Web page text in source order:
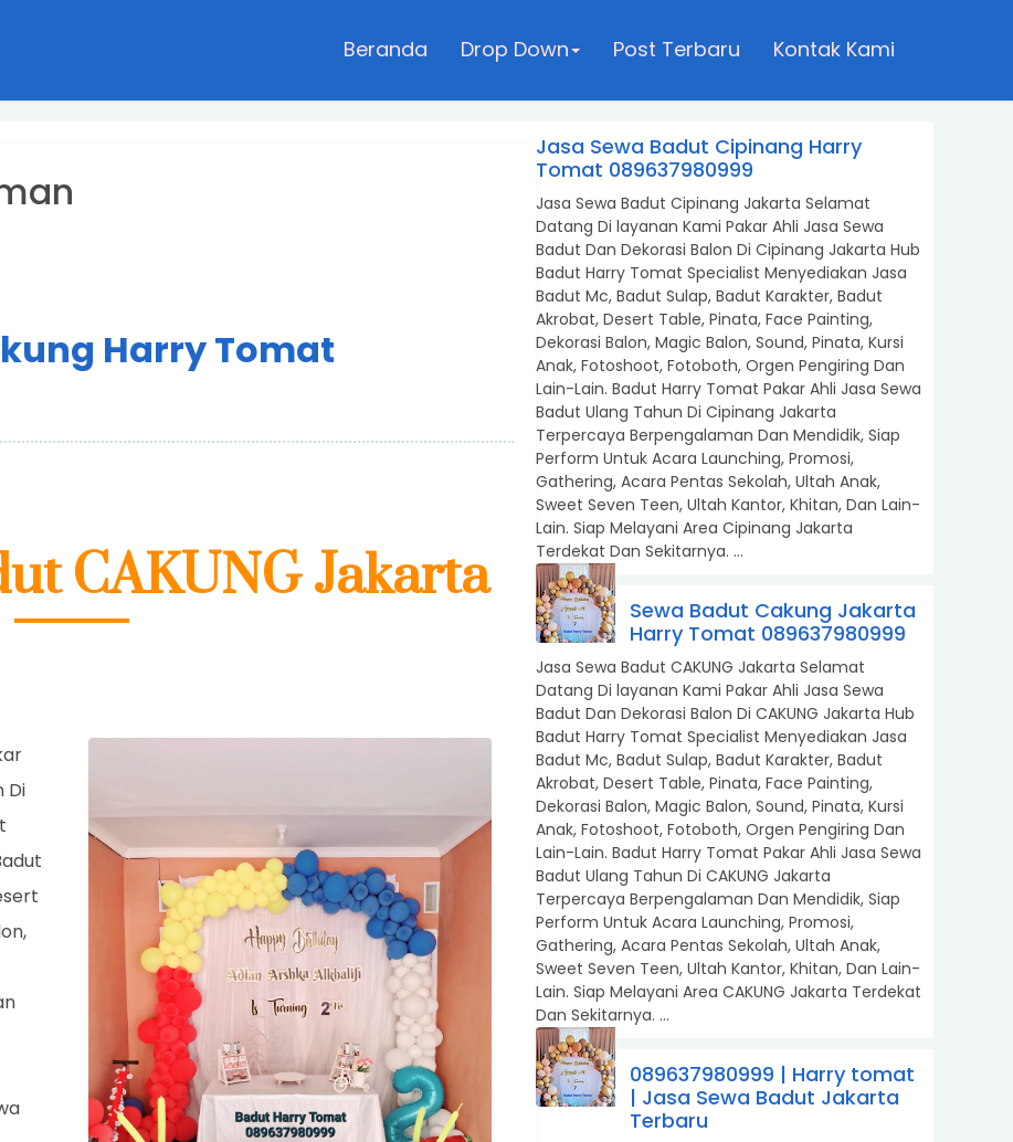
Beranda Drop Down Post Terbaru Kontak Kami
Harry Tomat
CAKUNG Jakarta
Jasa Sewa Badut Cipinang Harry
Tomat 089637980999
Jasa Sewa Badut Cipinang Jakarta Selamat
Datang Di layanan Kami Pakar Ahli Jasa Sewa
Badut Dan Dekorasi Balon Di Cipinang Jakarta Hub
Badut Harry Tomat Specialist Menyediakan Jasa
Badut Mc, Badut Sulap, Badut Karakter, Badut
Akrobat, Desert Table, Pinata, Face Painting,
Dekorasi Balon, Magic Balon, Sound, Pinata, Kursi
Anak, Fotoshoot, Fotoboth, Orgen Pengiring Dan
Lain-Lain. Badut Harry Tomat Pakar Ahli Jasa Sewa
Badut Ulang Tahun Di Cipinang Jakarta
Terpercaya Berpengalaman Dan Mendidik, Siap
Perform Untuk Acara Launching, Promosi,
Gathering, Acara Pentas Sekolah, Ultah Anak,
Sweet Seven Teen, Ultah Kantor, Khitan, Dan Lain-
Lain. Siap Melayani Area Cipinang Jakarta
Terdekat Dan Sekitarnya. ...
Sewa Badut Cakung Jakarta
Harry Tomat 089637980999
Jasa Sewa Badut CAKUNG Jakarta Selamat
Datang Di layanan Kami Pakar Ahli Jasa Sewa
Badut Dan Dekorasi Balon Di CAKUNG Jakarta Hub
Badut Harry Tomat Specialist Menyediakan Jasa
Badut Mc, Badut Sulap, Badut Karakter, Badut
Akrobat, Desert Table, Pinata, Face Painting,
Dekorasi Balon, Magic Balon, Sound, Pinata, Kursi
Anak, Fotoshoot, Fotoboth, Orgen Pengiring Dan
Lain-Lain. Badut Harry Tomat Pakar Ahli Jasa Sewa
Badut Ulang Tahun Di CAKUNG Jakarta
Terpercaya Berpengalaman Dan Mendidik, Siap
Perform Untuk Acara Launching, Promosi,
Gathering, Acara Pentas Sekolah, Ultah Anak,
Sweet Seven Teen, Ultah Kantor, Khitan, Dan Lain-
Lain. Siap Melayani Area CAKUNG Jakarta Terdekat
Dan Sekitarnya. ...
089637980999 | Harry tomat
| Jasa Sewa Badut Jakarta
Terbaru